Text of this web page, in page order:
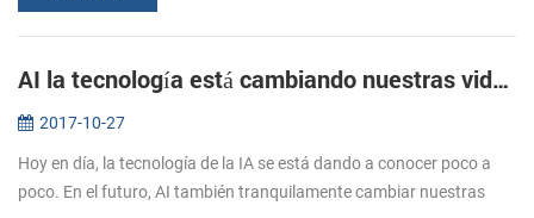
AI la tecnología está cambiando nuestras vidas
2017-10-27
Hoy en día, la tecnología de la IA se está dando a conocer poco a
poco. En el futuro, AI también tranquilamente cambiar nuestras